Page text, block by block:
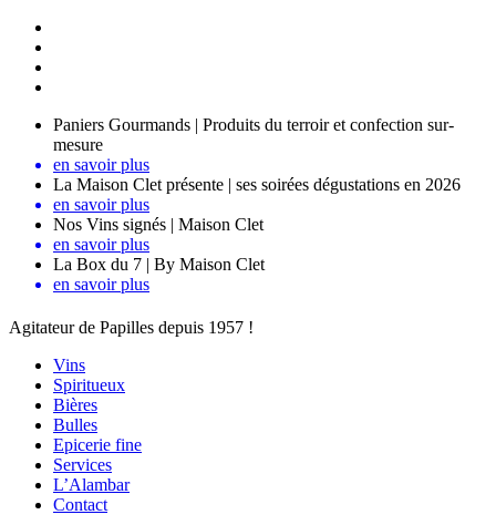
Paniers Gourmands | Produits du terroir et confection sur-
mesure
en savoir plus
La Maison Clet présente | ses soirées dégustations en 2026
en savoir plus
Nos Vins signés | Maison Clet
en savoir plus
La Box du 7 | By Maison Clet
en savoir plus
Agitateur de Papilles depuis 1957 !
Vins
Spiritueux
Bières
Bulles
Epicerie fine
Services
L’Alambar
Contact